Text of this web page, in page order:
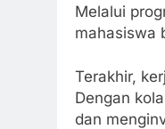
Melalui
mahasiswa
Terakhir,
Dengan
dan